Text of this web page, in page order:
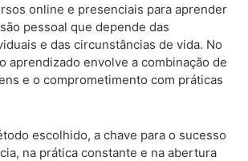
online e presenciais para aprender
pessoal que depende das
e das circunstâncias de vida. No
aprendizado envolve a combinação de
e o comprometimento com práticas
escolhido, a chave para o sucesso
na prática constante e na abertura